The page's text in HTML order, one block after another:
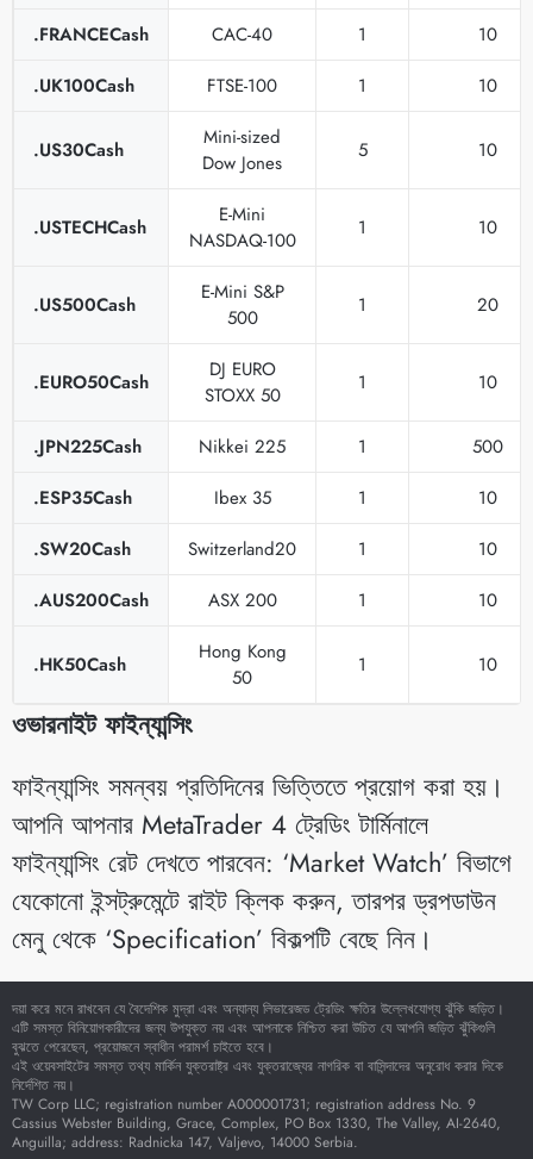
.FRANCECash
CAC-40 1
10
.UK100Cash
FTSE-100 1 10
.US30Cash
Mini-sized
Dow Jones
5 10
.USTECHCash
E-Mini
NASDAQ-100
1 10
.US500Cash
E-Mini S&P
500
1 20
.EURO50Cash
DJ EURO
STOXX 50
1 10
.JPN225Cash Nikkei 225 1
500
.ESP35Cash
Ibex 35 1
10
.SW20Cash
Switzerland20 1
10
.AUS200Cash
ASX 200 1 10
.HK50Cash
Hong Kong
50
1 10
ওভারনাইট ফাইন্যান্সিং
ফাইন্যান্সিং সমন্বয় প্রতিদিনের ভিত্তিতে প্রয়োগ করা হয়।
আপনি আপনার MetaTrader 4 ট্রেডিং টার্মিনালে
ফাইন্যান্সিং রেট দেখতে পারবেন: ‘Market Watch’ বিভাগে
যেকোনো ইন্সট্রুমেন্টে রাইট ক্লিক করুন, তারপর ড্রপডাউন
মেনু থেকে ‘Specification’ বিকল্পটি বেছে নিন।
দয়া করে মনে রাখবেন যে বৈদেশিক মুদ্রা এবং অন্যান্য লিভারেজড ট্রেডিং ক্ষতির উল্লেখযোগ্য ঝুঁকি জড়িত।
এটি সমস্ত বিনিয়োগকারীদের জন্য উপযুক্ত নয় এবং আপনাকে নিশ্চিত করা উচিত যে আপনি জড়িত ঝুঁকিগুলি
বুঝতে পেরেছেন, প্রয়োজনে স্বাধীন পরামর্শ চাইতে হবে।
এই ওয়েবসাইটের সমস্ত তথ্য মার্কিন যুক্তরাষ্ট্র এবং যুক্তরাজ্যের নাগরিক বা বাসিন্দাদের অনুরোধ করার দিকে
নির্দেশিত নয়।
TW Corp LLC; registration number A000001731; registration address No. 9
Cassius Webster Building, Grace, Complex, PO Box 1330, The Valley, AI-2640,
Anguilla; address: Radnicka 147, Valjevo, 14000 Serbia.